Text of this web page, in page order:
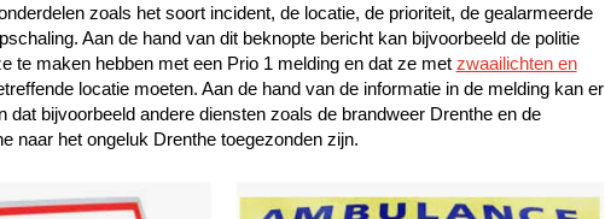
zoals het soort incident, de locatie, de prioriteit, de gealarmeerde
Aan de hand van dit beknopte bericht kan bijvoorbeeld de politie
te maken hebben met een Prio 1 melding en dat ze met zwaailichten en
locatie moeten. Aan de hand van de informatie in de melding kan er
dat bijvoorbeeld andere diensten zoals de brandweer Drenthe en de
naar het ongeluk Drenthe toegezonden zijn.